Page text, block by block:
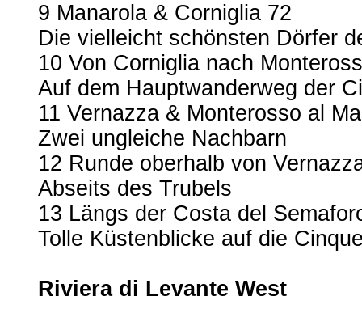
9 Manarola & Corniglia 72
Die vielleicht schönsten Dörfer
10 Von Corniglia nach
Auf dem Hauptwanderweg der
11 Vernazza & Monterosso al
Zwei ungleiche Nachbarn
12 Runde oberhalb von
Abseits des Trubels
13 Längs der Costa del
Tolle Küstenblicke auf die
Riviera di Levante West